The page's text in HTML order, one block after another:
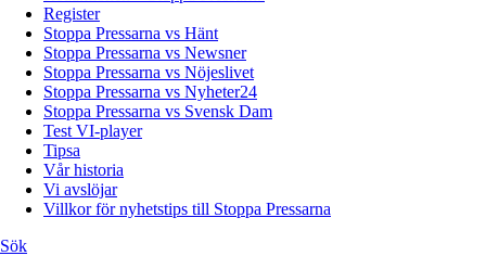
Register
Stoppa Pressarna vs Hänt
Stoppa Pressarna vs Newsner
Stoppa Pressarna vs Nöjeslivet
Stoppa Pressarna vs Nyheter24
Stoppa Pressarna vs Svensk Dam
Test VI-player
Tipsa
Vår historia
Vi avslöjar
Villkor för nyhetstips till Stoppa Pressarna
Sök